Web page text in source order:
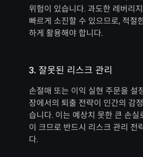
위험이 있습니다. 과도한 레버리
빠르게 소진할 수 있으므로, 적절
하게 활용해야 합니다.
3. 잘못된 리스크 관리
손절매 또는 이익 실현 주문을 설
장에서의 퇴출 전략이 인간의 감
습니다. 이는 예상치 못한 큰 손실
이 크므로 반드시 리스크 관리 전
다.